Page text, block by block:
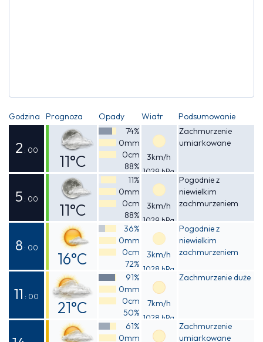
Godzina Prognoza Opady Wiatr Podsumowanie
2 : 00
11°C
Odczuwalna
11°C
74%
0mm
0cm
88%
3km/h
1029 hPa
Zachmurzenie
umiarkowane
5 : 00
11°C
Odczuwalna
10°C
11%
0mm
0cm
88%
3km/h
1029 hPa
Pogodnie z
niewielkim
zachmurzeniem
8 : 00
16°C
Odczuwalna
15°C
36%
0mm
0cm
72%
3km/h
1028 hPa
Pogodnie z
niewielkim
zachmurzeniem
11 : 00
21°C
Odczuwalna
21°C
91%
0mm
0cm
50%
7km/h
1028 hPa
Zachmurzenie duże
61%
0mm
Zachmurzenie
umiarkowane